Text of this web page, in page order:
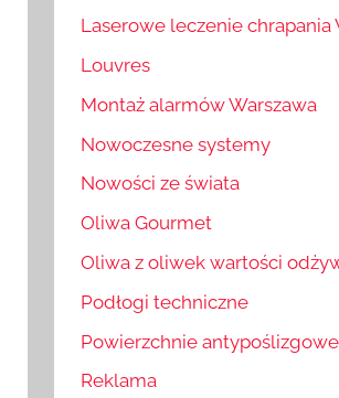
Laserowe leczenie chrapania
Louvres
Montaż alarmów Warszawa
Nowoczesne systemy
Nowości ze świata
Oliwa Gourmet
Oliwa z oliwek wartości
Podłogi techniczne
Powierzchnie antypoślizgowe
Reklama